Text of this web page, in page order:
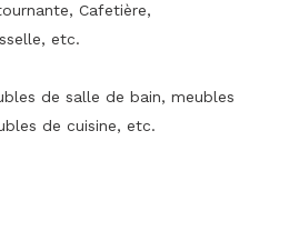
Cafetière,
etc.
de salle de bain, meubles
de cuisine, etc.